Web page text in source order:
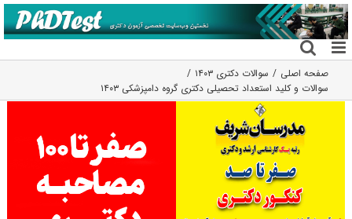
رفتن
به
محتوا
صفحه اصلی
سوالات دکتری ۱۴۰۳
سوالات و کلید استعداد تحصیلی دکتری گروه دامپزشکی ۱۴۰۳